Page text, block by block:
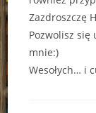
Zazdroszczę
Pozwolisz się
mnie:)
Wesołych… i